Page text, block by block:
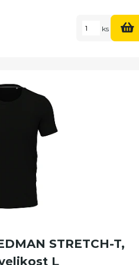
ks
STRETCH-T,
L